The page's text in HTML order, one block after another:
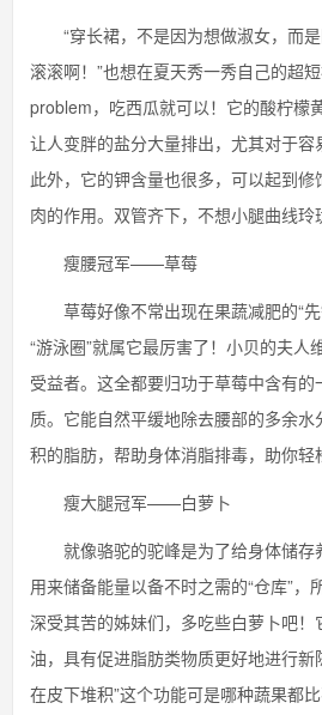
“穿长裙，不是因为想做淑女，而是
滚滚啊！”也想在夏天秀一秀自己的超
problem，吃西瓜就可以！它的酸柠檬
让人变胖的盐分大量排出，尤其对于容
此外，它的钾含量也很多，可以起到
肉的作用。双管齐下，不想小腿曲线玲
瘦腰冠军——草莓
草莓好像不常出现在果蔬减肥的“先
“游泳圈”就属它最厉害了！小贝的夫人
受益者。这全都要归功于草莓中含有
质。它能自然平缓地除去腰部的多余
积的脂肪，帮助身体消脂排毒，助你轻
瘦大腿冠军——白萝卜
就像骆驼的驼峰是为了给身体储存
用来储备能量以备不时之需的“仓库”，
深受其苦的姊妹们，多吃些白萝卜吧
油，具有促进脂肪类物质更好地进行新
在皮下堆积”这个功能可是哪种蔬果都